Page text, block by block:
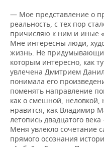
— Мое представление о
реальность, с тех пор
причисляю к ним и иные
Мне интересны люди,
жизнь. Не
которым интересно, как
увлечена Дмитрием
понимала его
поменять направление
как о смешной,
нравится, как Владимир
летопись двадцатого
Меня увлекло сочетание
прямого осознания